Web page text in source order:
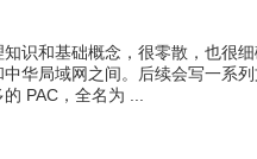
识和基础概念，很零散，也很
华局域网之间。后续会写一系
PAC，全名为 ...